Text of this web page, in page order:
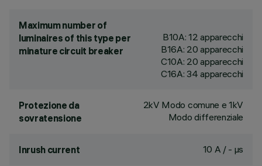
Maximum number of
luminaires of this type per
minature circuit breaker
B10A: 12 apparecchi
B16A: 20 apparecchi
C10A: 20 apparecchi
C16A: 34 apparecchi
Protezione da
sovratensione
2kV Modo comune e 1kV
Modo differenziale
Inrush current 10 A / - µs